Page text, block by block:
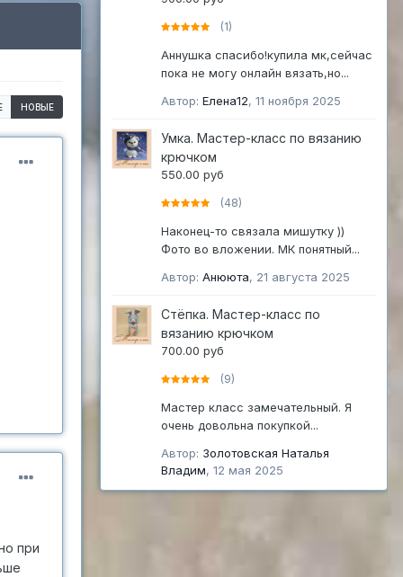
НОВЫЕ
при
(1)
Аннушка спасибо!купила мк,сейчас
пока не могу онлайн вязать,но...
Автор: Елена12, 11 ноября 2025
Умка. Мастер-класс по вязанию
крючком
550.00 руб
(48)
Наконец-то связала мишутку ))
Фото во вложении. МК понятный...
Автор: Анююта, 21 августа 2025
Стёпка. Мастер-класс по
вязанию крючком
700.00 руб
(9)
Мастер класс замечательный. Я
очень довольна покупкой...
Автор: Золотовская Наталья
Владим, 12 мая 2025